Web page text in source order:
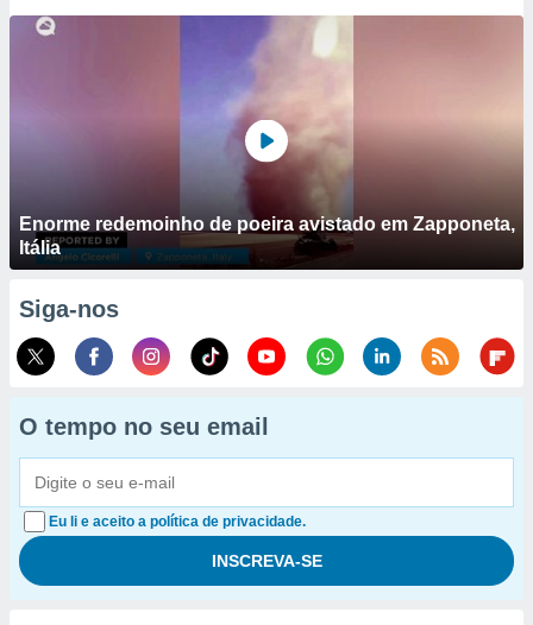
Enorme redemoinho de poeira avistado em Zapponeta,
Itália
Siga-nos
O tempo no seu email
Eu li e aceito a política de privacidade.